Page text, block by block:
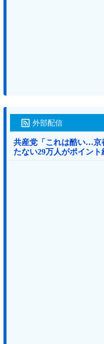
外部配信
共産党「これは酷い…京
たない29万人がポイント